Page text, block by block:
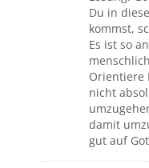
Du in
kommst,
Es ist so
Orientiere
nicht
damit
gut auf